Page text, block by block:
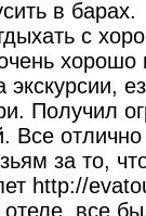
в барах.
с
очень
экскурсии,
Получил
Все
за то,
http://
все